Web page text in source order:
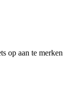
op aan te merken